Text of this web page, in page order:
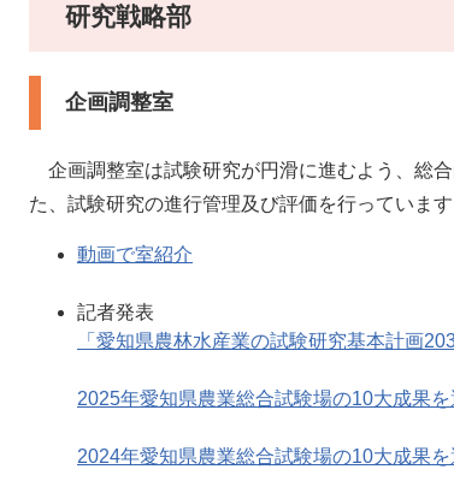
研究戦略部
企画調整室
企画調整室は試験研究が円滑に進むよう、総
た、試験研究の進行管理及び評価を行っています
動画で室紹介
記者発表
「愛知県農林水産業の試験研究基本計画
2025年愛知県農業総合試験場の10大成果
2024年愛知県農業総合試験場の10大成果